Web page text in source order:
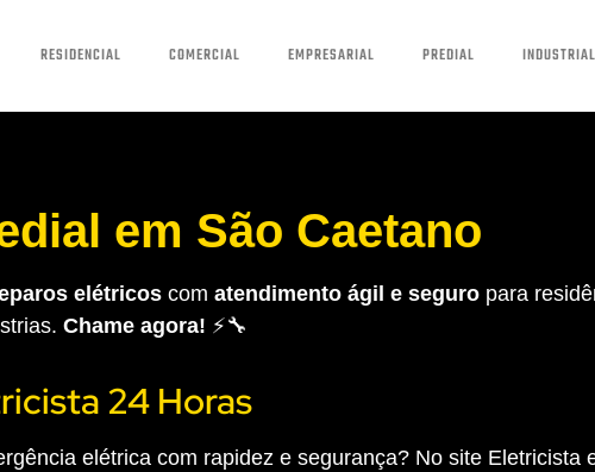
RESIDENCIAL COMERCIAL EMPRESARIAL PREDIAL INDUSTRIAL
em São Caetano
elétricos com atendimento ágil e seguro para
Chame agora! ⚡🔧
24 Horas
elétrica com rapidez e segurança? No site Eletricista